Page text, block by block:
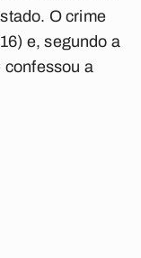
O crime
e, segundo a
confessou a